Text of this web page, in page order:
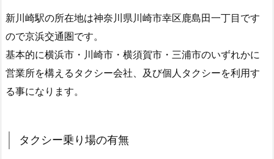
新川崎駅の所在地は神奈川県川崎市幸区鹿島田一丁目です
ので京浜交通圏です。
基本的に横浜市・川崎市・横須賀市・三浦市のいずれかに
営業所を構えるタクシー会社、及び個人タクシーを利用す
る事になります。
タクシー乗り場の有無